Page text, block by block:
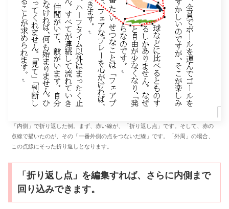
「内側」で折り返した例。まず、赤い線が、「折り返し点」です。そして、赤の
点線で描いたのが、その「一番外側の点をつないだ線」です。「外周」の場合、
この点線にそった折り返しとなります。
「折り返し点」を編集すれば、さらに内側まで
回り込みできます。